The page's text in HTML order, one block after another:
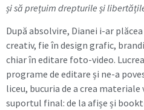
și să prețuim drepturile și
După absolvire, Dianei i-ar
creativ, fie în design grafic,
chiar în editare foto-video.
programe de editare și ne-a
liceu, bucuria de a crea
suportul final: de la afișe și